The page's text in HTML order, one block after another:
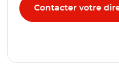
Contacter votre